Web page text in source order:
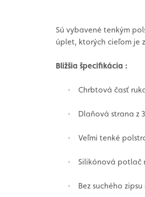
Sú vybavené tenkým
úplet, ktorých cieľom je
Bližšia špecifikácia :
· Chrbtová časť
· Dlaňová strana z
· Veľmi tenké
· Silikónová potlač
· Bez suchého